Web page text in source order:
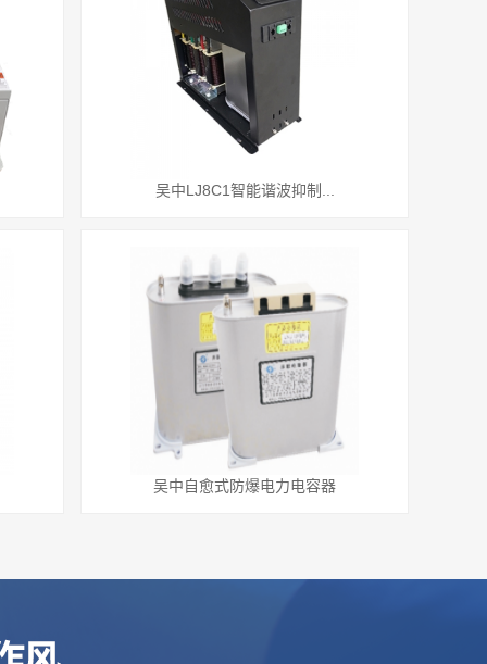
吴中LJ8C1智能谐波抑制...
吴中自愈式防爆电力电容器